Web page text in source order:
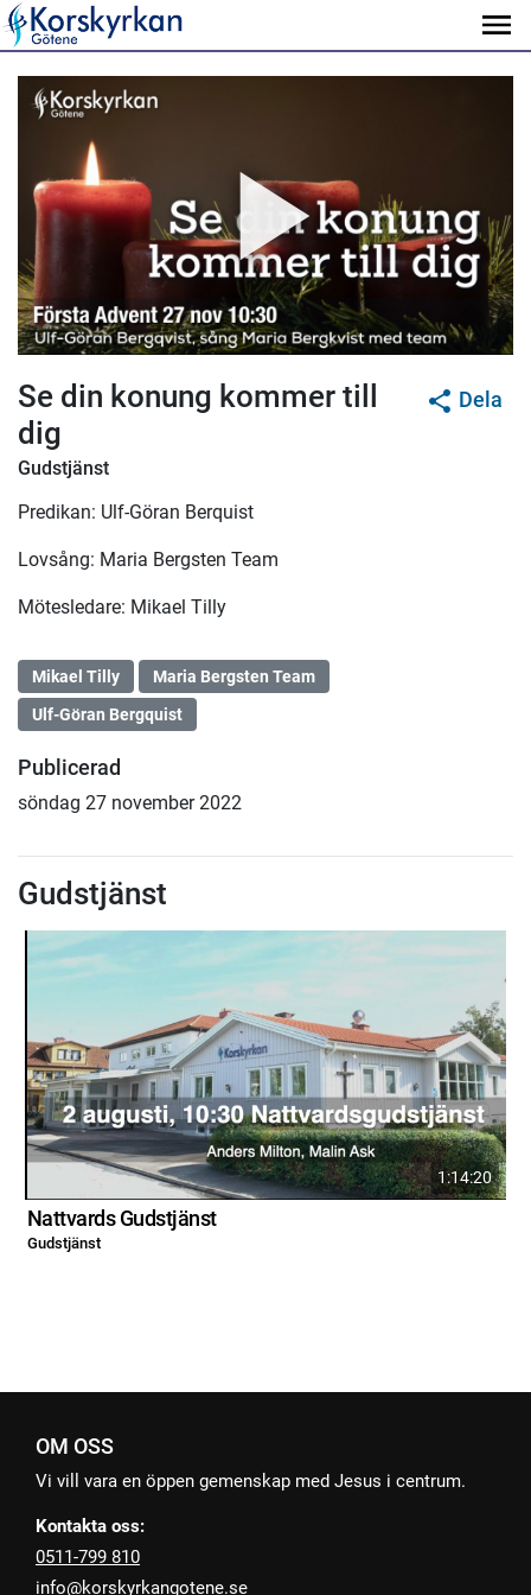
Dela
Se din konung kommer till
dig
Gudstjänst
Predikan: Ulf-Göran Berquist
Lovsång: Maria Bergsten Team
Mötesledare: Mikael Tilly
Mikael Tilly
Maria Bergsten Team
Ulf-Göran Bergquist
Publicerad
söndag 27 november 2022
Gudstjänst
1:14:20
Nattvards Gudstjänst
Gudstjänst
OM OSS
Vi vill vara en öppen gemenskap med Jesus i centrum.
Kontakta oss:
0511-799 810
info@korskyrkangotene.se